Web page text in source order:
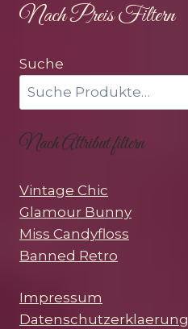
Nach Preis Filtern
Suche
Nach Attribut filtern
Vintage Chic
Glamour Bunny
Miss Candyfloss
Banned Retro
Impressum
Datenschutzerklaerung